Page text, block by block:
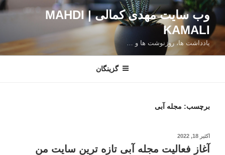
رفتن
محتوا
وب سایت مهدی کمالی | MAHDI
KAMALI
یادداشت ها، روزنوشت ها و …
گزینگان
برچسب: مجله آبی
نوشته‌شده
در
اکتبر 18, 2022
آغاز فعالیت مجله آبی تازه ترین سایت من